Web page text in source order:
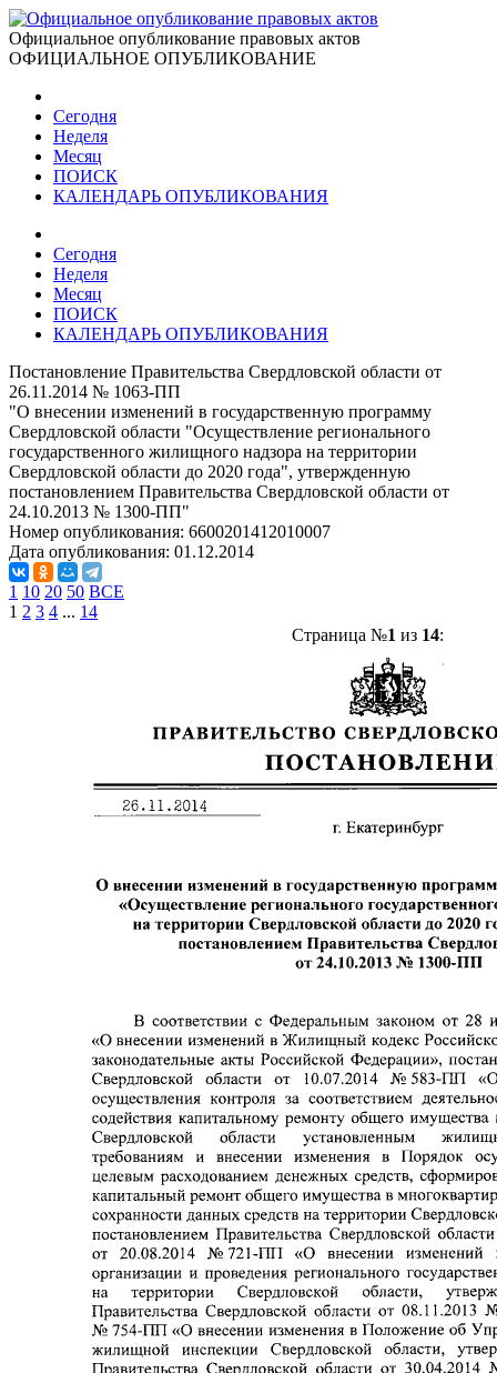
Официальное опубликование правовых актов
ОФИЦИАЛЬНОЕ ОПУБЛИКОВАНИЕ
Сегодня
Неделя
Месяц
ПОИСК
КАЛЕНДАРЬ ОПУБЛИКОВАНИЯ
Сегодня
Неделя
Месяц
ПОИСК
КАЛЕНДАРЬ ОПУБЛИКОВАНИЯ
Постановление Правительства Свердловской области от
26.11.2014 № 1063-ПП
"О внесении изменений в государственную программу
Свердловской области "Осуществление регионального
государственного жилищного надзора на территории
Свердловской области до 2020 года", утвержденную
постановлением Правительства Свердловской области от
24.10.2013 № 1300-ПП"
Номер опубликования: 6600201412010007
Дата опубликования: 01.12.2014
1 10 20 50 ВСЕ
1 2 3 4 ... 14
Страница №1 из 14: